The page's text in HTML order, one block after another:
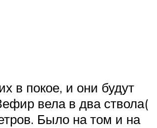
в покое, и они будут
вела в два ствола(
Было на том и на